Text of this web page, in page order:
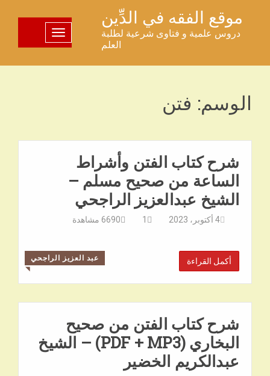
المحتوى
موقع الفقه في الدِّين
دروس علمية و فتاوى شرعية لطلبة
العلم
تبديل اللوحة
الوسم: فتن
شرح كتاب الفتن وأشراط
الساعة من صحيح مسلم –
الشيخ عبدالعزيز الراجحي
4 أكتوبر، 2023 1
6690 مشاهدة
عبد العزيز الراجحي
◥
أكمل القراءة
شرح كتاب الفتن من صحيح
البخاري (PDF + MP3) – الشيخ
عبدالكريم الخضير